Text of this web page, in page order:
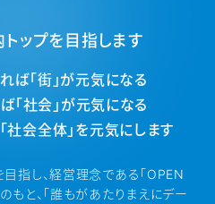
トップを目指します
ば「街」が元気になる
「社会」が元気になる
社会全体」を元気にします
指し、経営理念である「OPEN
もと、 「誰もがあたりまえにデー